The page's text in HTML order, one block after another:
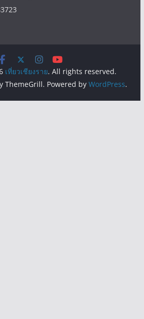
เที่ยวเชียงราย. All rights reserved.
ThemeGrill. Powered by WordPress.